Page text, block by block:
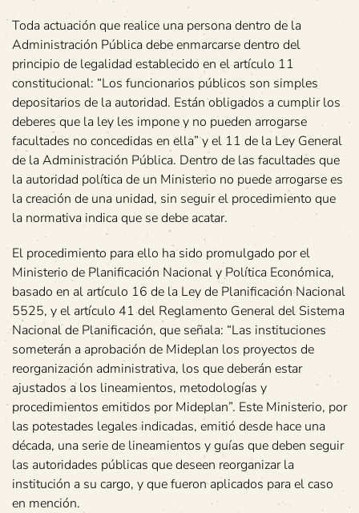
Toda actuación que realice una persona dentro de la
Administración Pública debe enmarcarse dentro del
principio de legalidad establecido en el artículo 11
constitucional: “Los funcionarios públicos son simples
depositarios de la autoridad. Están obligados a cumplir los
deberes que la ley les impone y no pueden arrogarse
facultades no concedidas en ella” y el 11 de la Ley General
de la Administración Pública. Dentro de las facultades que
la autoridad política de un Ministerio no puede arrogarse es
la creación de una unidad, sin seguir el procedimiento que
la normativa indica que se debe acatar.
El procedimiento para ello ha sido promulgado por el
Ministerio de Planificación Nacional y Política Económica,
basado en al artículo 16 de la Ley de Planificación Nacional
5525, y el artículo 41 del Reglamento General del Sistema
Nacional de Planificación, que señala: “Las instituciones
someterán a aprobación de Mideplan los proyectos de
reorganización administrativa, los que deberán estar
ajustados a los lineamientos, metodologías y
procedimientos emitidos por Mideplan”. Este Ministerio, por
las potestades legales indicadas, emitió desde hace una
década, una serie de lineamientos y guías que deben seguir
las autoridades públicas que deseen reorganizar la
institución a su cargo, y que fueron aplicados para el caso
en mención.